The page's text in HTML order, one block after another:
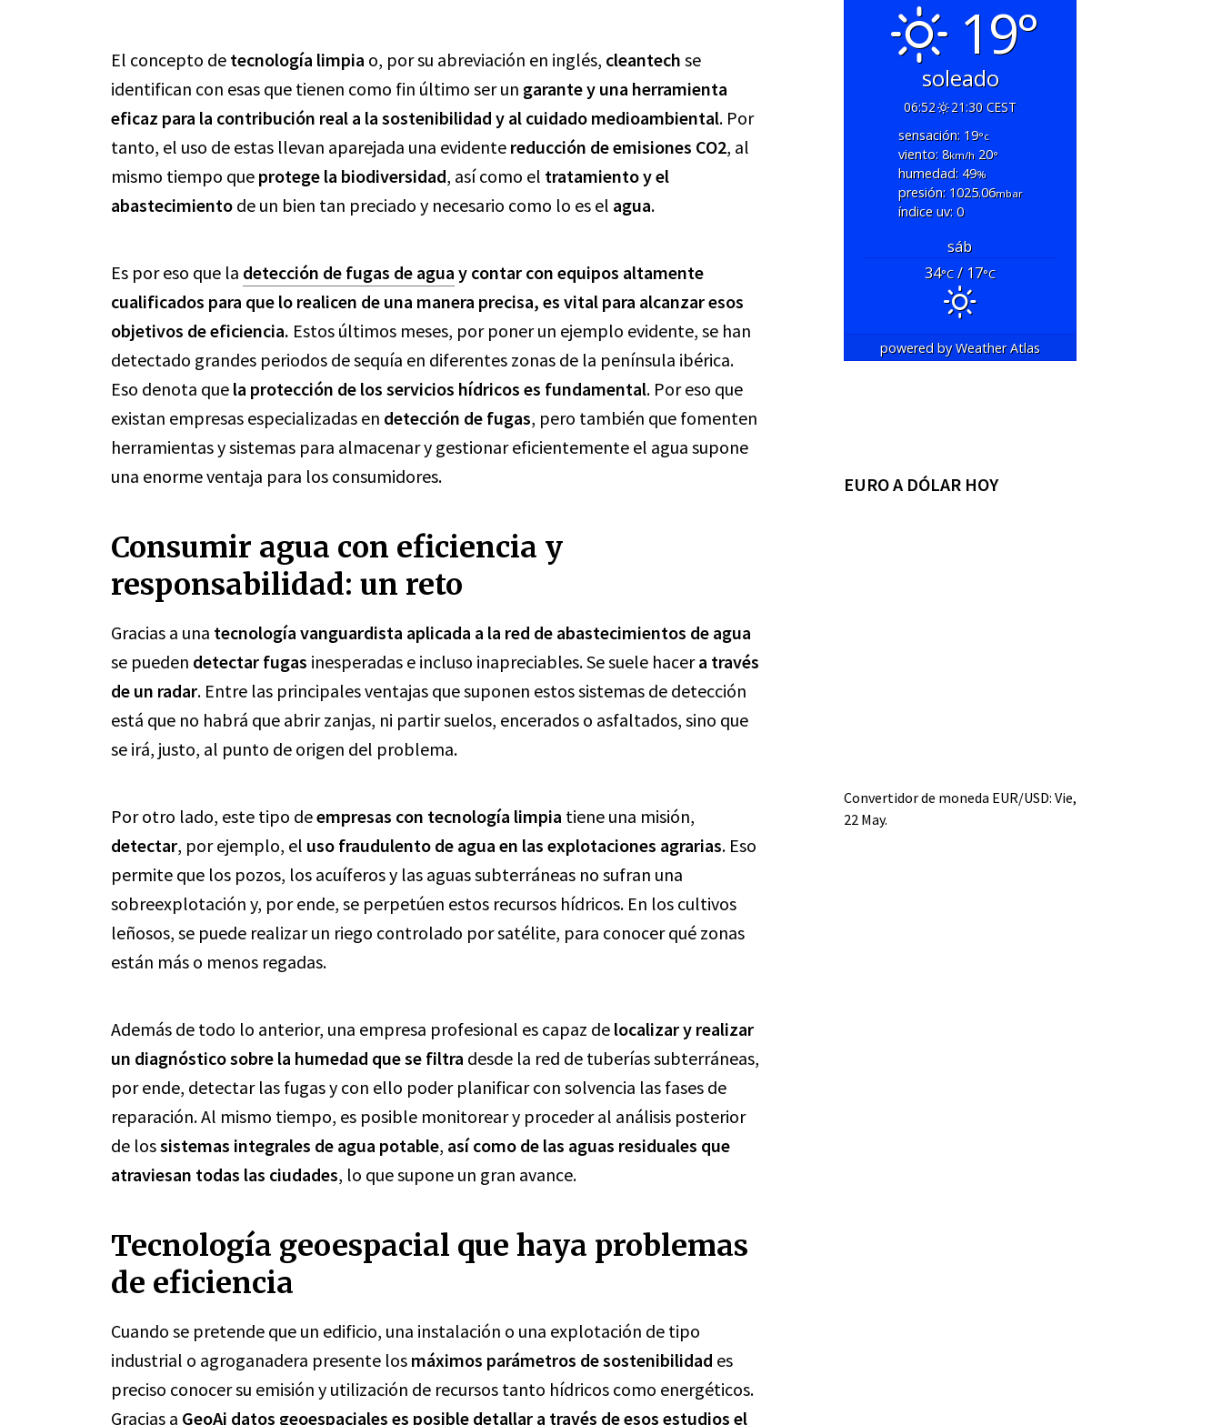
El concepto de tecnología limpia o, por su abreviación en inglés, cleantech se
identifican con esas que tienen como fin último ser un garante y una herramienta
eficaz para la contribución real a la sostenibilidad y al cuidado medioambiental. Por
tanto, el uso de estas llevan aparejada una evidente reducción de emisiones CO2, al
mismo tiempo que protege la biodiversidad, así como el tratamiento y el
abastecimiento de un bien tan preciado y necesario como lo es el agua.
Es por eso que la detección de fugas de agua y contar con equipos altamente
cualificados para que lo realicen de una manera precisa, es vital para alcanzar esos
objetivos de eficiencia. Estos últimos meses, por poner un ejemplo evidente, se han
detectado grandes periodos de sequía en diferentes zonas de la península ibérica.
Eso denota que la protección de los servicios hídricos es fundamental. Por eso que
existan empresas especializadas en detección de fugas, pero también que fomenten
herramientas y sistemas para almacenar y gestionar eficientemente el agua supone
una enorme ventaja para los consumidores.
Consumir agua con eficiencia y
responsabilidad: un reto
Gracias a una tecnología vanguardista aplicada a la red de abastecimientos de agua
se pueden detectar fugas inesperadas e incluso inapreciables. Se suele hacera través
de un radar. Entre las principales ventajas que suponen estos sistemas de detección
está que no habrá que abrir zanjas, ni partir suelos, encerados o asfaltados, sino que
se irá, justo, al punto de origen del problema.
Por otro lado, este tipo deempresas con tecnología limpia tiene una misión,
detectar, por ejemplo, el uso fraudulento de agua en las explotaciones agrarias. Eso
permite que los pozos, los acuíferos y las aguas subterráneas no sufran una
sobreexplotación y, por ende, se perpetúen estos recursos hídricos. En los cultivos
leñosos, se puede realizar un riego controlado por satélite, para conocer qué zonas
están más o menos regadas.
Además de todo lo anterior, una empresa profesional es capaz de localizar y realizar
un diagnóstico sobre la humedad que se filtra desde la red de tuberías subterráneas,
por ende, detectar las fugas y con ello poder planificar con solvencia las fases de
reparación. Al mismo tiempo, es posible monitorear y proceder al análisis posterior
de lossistemas integrales de agua potable, así como de las aguas residuales que
atraviesan todas las ciudades, lo que supone un gran avance.
Tecnología geoespacial que haya problemas
de eficiencia
Cuando se pretende que un edificio, una instalación o una explotación de tipo
industrial o agroganadera presente los máximos parámetros de sostenibilidad es
preciso conocer su emisión y utilización de recursos tanto hídricos como energéticos.
Gracias a GeoAi datos geoespaciales es posible detallar a través de esos estudios el
19°
soleado
06:52
21:30 CEST
sensación: 19°c
viento: 8km/h20°
humedad: 49%
presión: 1025.06mbar
índice uv: 0
sáb
34°C/ 17°C
powered byWeather Atlas
EURO A DÓLAR HOY
Convertidor de moneda EUR/USD: Vie,
22 May.